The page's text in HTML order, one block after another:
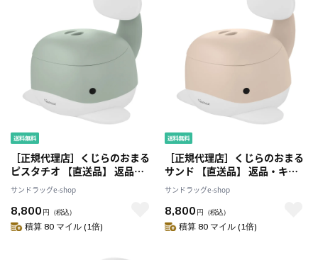
［正規代理店］くじらのおまる
ピスタチオ 【直送品】 返品・
キャンセル・他商品と同時購入
は不可
サンドラッグe-shop
8,800 円 （税込）
積算 80 マイル (1倍)
［正規代理店］くじらのおまる
サンド 【直送品】 返品・キャ
ンセル・他商品と同時購入は不
可
サンドラッグe-shop
8,800 円 （税込）
積算 80 マイル (1倍)